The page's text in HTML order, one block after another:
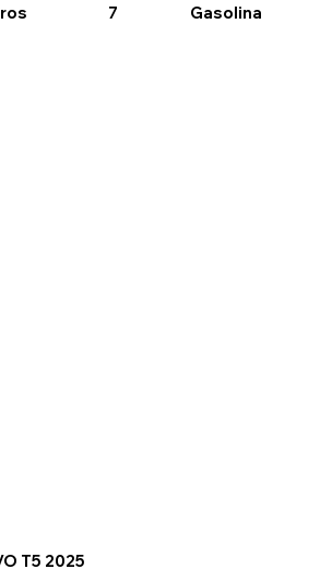
7 Gasolina
T5 2025